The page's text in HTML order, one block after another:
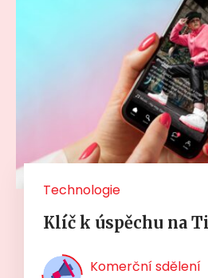
Technologie
Klíč k úspěchu na
Komerční sdělení